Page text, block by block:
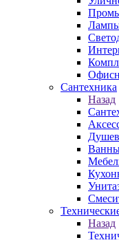
Сантехника
Назад
Назад